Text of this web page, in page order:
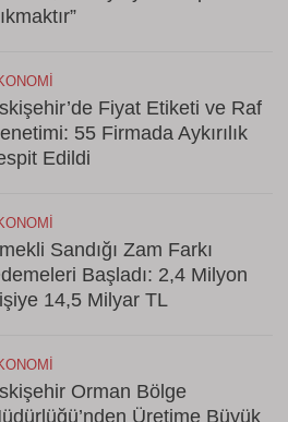
Fiyat Etiketi ve Raf
55 Firmada Aykırılık
Edildi
Sandığı Zam Farkı
Başladı: 2,4 Milyon
14,5 Milyar TL
Orman Bölge
Üretime Büyük